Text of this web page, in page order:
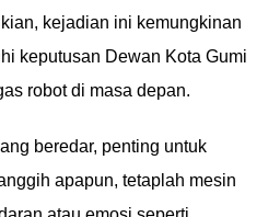
di sini, ya!
kejadian ini kemungkinan
keputusan Dewan Kota Gumi
robot di masa depan.
beredar, penting untuk
apapun, tetaplah mesin